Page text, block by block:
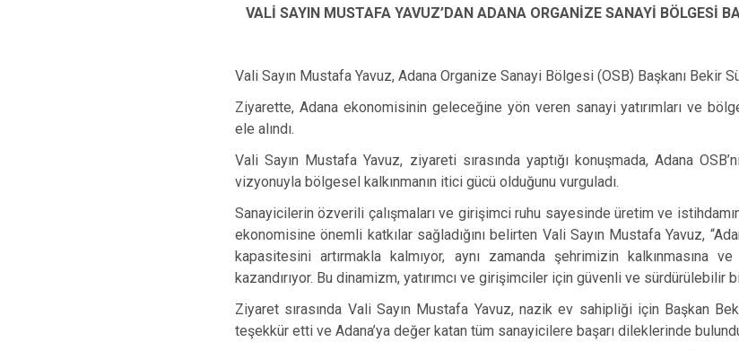
VALİ SAYIN MUSTAFA YAVUZ’DAN ADANA ORGANİZE SANAYİ BÖLGESİ
Vali Sayın Mustafa Yavuz, Adana Organize Sanayi Bölgesi (OSB) Başkanı Bekir
Ziyarette, Adana ekonomisinin geleceğine yön veren sanayi yatırımları ve
ele alındı.
Vali Sayın Mustafa Yavuz, ziyareti sırasında yaptığı konuşmada, Adana
vizyonuyla bölgesel kalkınmanın itici gücü olduğunu vurguladı.
Sanayicilerin özverili çalışmaları ve girişimci ruhu sayesinde üretim ve
ekonomisine önemli katkılar sağladığını belirten Vali Sayın Mustafa Yavuz,
kapasitesini artırmakla kalmıyor, aynı zamanda şehrimizin kalkınmasına
kazandırıyor. Bu dinamizm, yatırımcı ve girişimciler için güvenli ve sürdürülebilir
Ziyaret sırasında Vali Sayın Mustafa Yavuz, nazik ev sahipliği için Başkan
teşekkür etti ve Adana’ya değer katan tüm sanayicilere başarı dileklerinde